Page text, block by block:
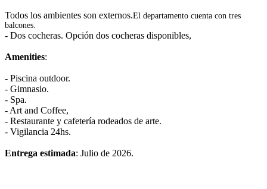
Todos los ambientes son externos.El departamento cuenta con tres
balcones.
- Dos cocheras. Opción dos cocheras disponibles,
Amenities:
- Piscina outdoor.
- Gimnasio.
- Spa.
- Art and Coffee,
- Restaurante y cafetería rodeados de arte.
- Vigilancia 24hs.
Entrega estimada: Julio de 2026.